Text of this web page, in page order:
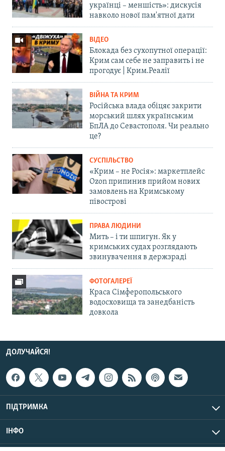
українці – меншість»: дискусія
навколо нової пам'ятної дати
ВІДЕО
Блокада без сухопутної операції:
Крим сам себе не заправить і не
прогодує | Крим.Реалії
ВІЙНА ТА КРИМ
Російська влада обіцяє закрити
морський шлях українським
БпЛА до Севастополя. Чи реально
це?
СУСПІЛЬСТВО
«Крим – не Росія»: маркетплейс
Ozon припинив прийом нових
замовлень на Кримському
півострові
ПРАВА ЛЮДИНИ
Мить – і ти шпигун. Як у
кримських судах розглядають
звинувачення в держзраді
ФОТОГАЛЕРЕЇ
Краса Сімферопольського
водосховища та занедбаність
довкола
ДОЛУЧАЙСЯ!
ПІДТРИМКА
ІНФО